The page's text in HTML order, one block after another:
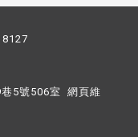
5號506室 網頁維